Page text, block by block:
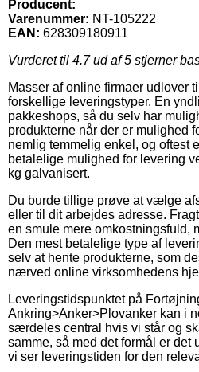
Producent:
Varenummer: NT-105222
EAN: 628309180911
Vurderet til 4.7ud af 5 stjerner
Masser af online firmaer udlover
forskellige leveringstyper. En
pakkeshops, så du selv har
produkterne når der er mulighed
nemlig temmelig enkel, og oftest
betalelige mulighed for levering
kg galvanisert.
Du burde tillige prøve at vælge
eller til dit arbejdes adresse.
en smule mere omkostningsfuld,
Den mest betalelige type af
selv at hente produkterne, som
nærved online virksomhedens
Leveringstidspunktet på
Ankring>Anker>Plovanker kan i
særdeles central hvis vi står og
samme, så med det formål er det
vi ser leveringstiden for den